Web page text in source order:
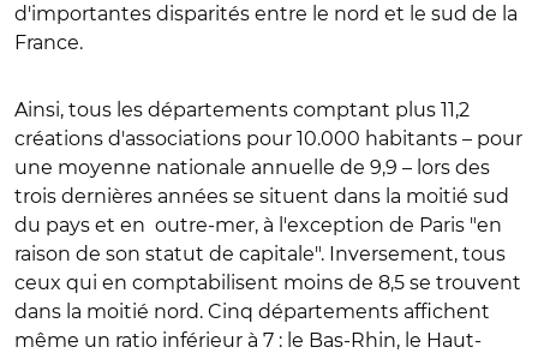
d'importantes disparités entre le nord et le sud de la
France.
Ainsi, tous les départements comptant plus 11,2
créations d'associations pour 10.000 habitants – pour
une moyenne nationale annuelle de 9,9 – lors des
trois dernières années se situent dans la moitié sud
du pays et en outre-mer, à l'exception de Paris "en
raison de son statut de capitale". Inversement, tous
ceux qui en comptabilisent moins de 8,5 se trouvent
dans la moitié nord. Cinq départements affichent
même un ratio inférieur à 7 : le Bas-Rhin, le Haut-